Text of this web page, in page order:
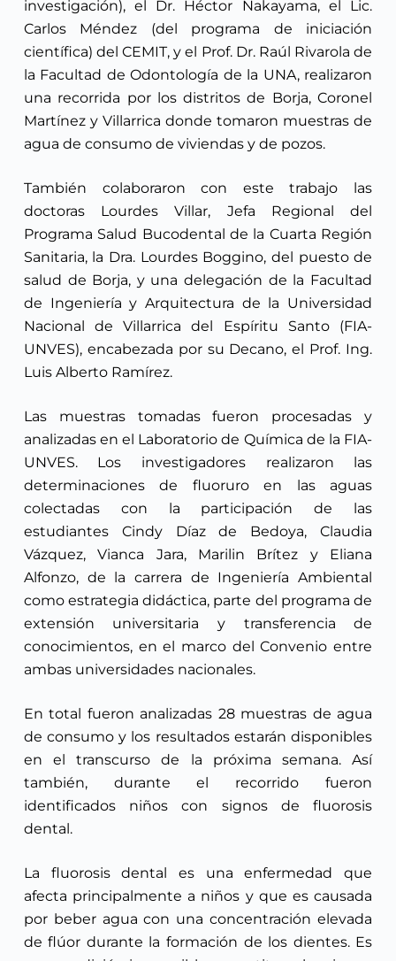
investigación), el Dr. Héctor Nakayama, el Lic.
Carlos Méndez (del programa de iniciación
científica) del CEMIT, y el Prof. Dr. Raúl Rivarola de
la Facultad de Odontología de la UNA, realizaron
una recorrida por los distritos de Borja, Coronel
Martínez y Villarrica donde tomaron muestras de
agua de consumo de viviendas y de pozos.
También colaboraron con este trabajo las
doctoras Lourdes Villar, Jefa Regional del
Programa Salud Bucodental de la Cuarta Región
Sanitaria, la Dra. Lourdes Boggino, del puesto de
salud de Borja, y una delegación de la Facultad
de Ingeniería y Arquitectura de la Universidad
Nacional de Villarrica del Espíritu Santo (FIA-
UNVES), encabezada por su Decano, el Prof. Ing.
Luis Alberto Ramírez.
Las muestras tomadas fueron procesadas y
analizadas en el Laboratorio de Química de la FIA-
UNVES. Los investigadores realizaron las
determinaciones de fluoruro en las aguas
colectadas con la participación de las
estudiantes Cindy Díaz de Bedoya, Claudia
Vázquez, Vianca Jara, Marilin Brítez y Eliana
Alfonzo, de la carrera de Ingeniería Ambiental
como estrategia didáctica, parte del programa de
extensión universitaria y transferencia de
conocimientos, en el marco del Convenio entre
ambas universidades nacionales.
En total fueron analizadas 28 muestras de agua
de consumo y los resultados estarán disponibles
en el transcurso de la próxima semana. Así
también, durante el recorrido fueron
identificados niños con signos de fluorosis
dental.
La fluorosis dental es una enfermedad que
afecta principalmente a niños y que es causada
por beber agua con una concentración elevada
de flúor durante la formación de los dientes. Es